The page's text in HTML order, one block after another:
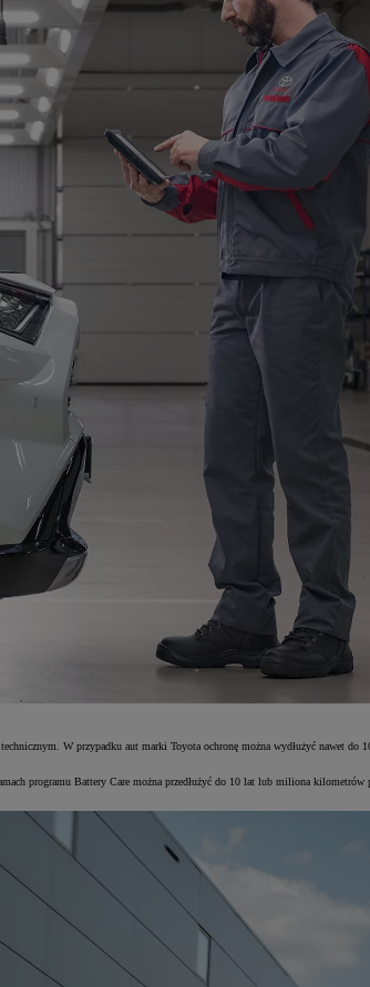
W przypadku aut marki Toyota ochronę można wydłużyć nawet
programu Battery Care można przedłużyć do 10 lat lub miliona